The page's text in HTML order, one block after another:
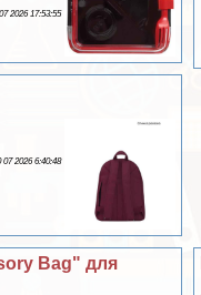
2026 17:53:55
07 2026 6:40:48
Bag" для